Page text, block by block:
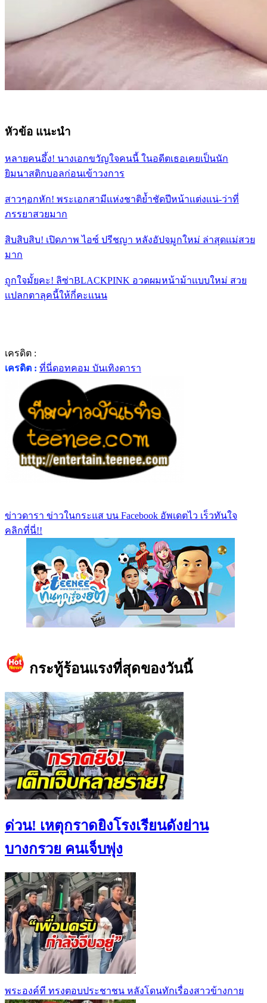
หัวข้อ แนะนำ
หลายคนอึ้ง! นางเอกขวัญใจคนนี้ ในอดีตเธอเคยเป็นนัก
ยิมนาสติกบอลก่อนเข้าวงการ
สาวๆอกหัก! พระเอกสามีเเห่งชาติย้ำชัดปีหน้าเเต่งเเน่-ว่าที่
ภรรยาสวยมาก
สิบสิบสิบ! เปิดภาพ ไอซ์ ปรีชญา หลังอัปจมูกใหม่ ล่าสุดเเม่สวย
มาก
ถูกใจมั้ยคะ! ลิซ่าBLACKPINK อวดผมหน้าม้าเเบบใหม่ สวย
เเปลกตาลุคนี้ให้กี่คะเเนน
เครดิต :
เครดิต : ที่นี่ดอทคอม บันเทิงดารา
ข่าวดารา ข่าวในกระแส บน Facebook อัพเดตไว เร็วทันใจ
คลิกที่นี่!!
กระทู้ร้อนแรงที่สุดของวันนี้
ด่วน! เหตุกราดยิงโรงเรียนดังย่าน
บางกรวย คนเจ็บพุ่ง
พระองค์ที ทรงตอบประชาชน หลังโดนทักเรื่องสาวข้างกาย